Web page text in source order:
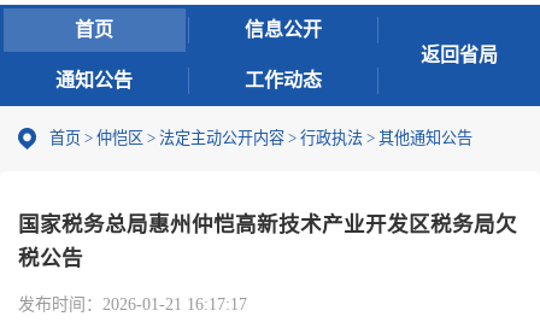
首页 信息公开
通知公告 工作动态
返回省局
首页 > 仲恺区 > 法定主动公开内容 > 行政执法 > 其他通知公告
国家税务总局惠州仲恺高新技术产业开发区税务局欠
税公告
发布时间： 2026-01-21 16:17:17